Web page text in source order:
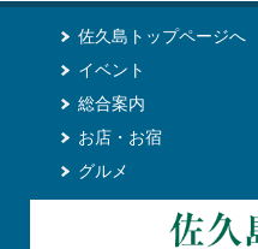
佐久島トップページへ
イベント
総合案内
お店・お宿
グルメ